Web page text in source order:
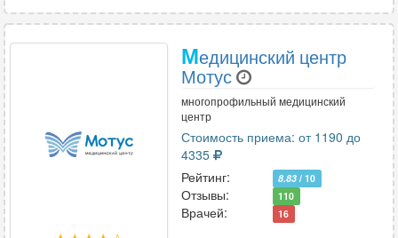
Медицинский центр
Мотус
многопрофильный медицинский
центр
Стоимость приема: от 1190 до
4335
Рейтинг:
8.83 / 10
Отзывы: 110
Врачей: 16